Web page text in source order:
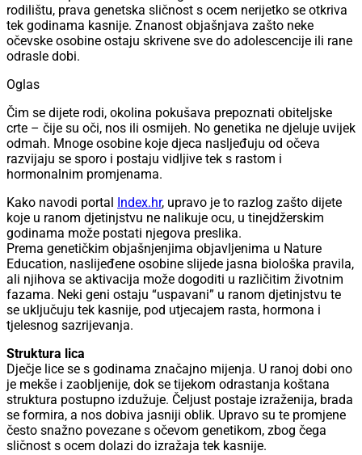
rodilištu, prava genetska sličnost s ocem nerijetko se otkriva
tek godinama kasnije. Znanost objašnjava zašto neke
očevske osobine ostaju skrivene sve do adolescencije ili rane
odrasle dobi.
Oglas
Čim se dijete rodi, okolina pokušava prepoznati obiteljske
crte – čije su oči, nos ili osmijeh. No genetika ne djeluje uvijek
odmah. Mnoge osobine koje djeca nasljeđuju od očeva
razvijaju se sporo i postaju vidljive tek s rastom i
hormonalnim promjenama.
Kako navodi portal
Index.hr, upravo je to razlog zašto dijete
koje u ranom djetinjstvu ne nalikuje ocu, u tinejdžerskim
godinama može postati njegova preslika.
Prema genetičkim objašnjenjima objavljenima u Nature
Education, naslijeđene osobine slijede jasna biološka pravila,
ali njihova se aktivacija može dogoditi u različitim životnim
fazama. Neki geni ostaju “uspavani” u ranom djetinjstvu te
se uključuju tek kasnije, pod utjecajem rasta, hormona i
tjelesnog sazrijevanja.
Struktura lica
Dječje lice se s godinama značajno mijenja. U ranoj dobi ono
je mekše i zaobljenije, dok se tijekom odrastanja koštana
struktura postupno izdužuje. Čeljust postaje izraženija, brada
se formira, a nos dobiva jasniji oblik. Upravo su te promjene
često snažno povezane s očevom genetikom, zbog čega
sličnost s ocem dolazi do izražaja tek kasnije.